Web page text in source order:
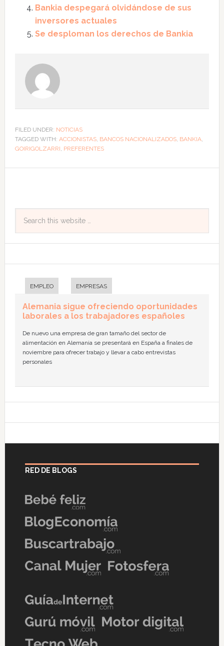
Bankia despegará olvidándose de sus
inversores actuales
Se desploman los derechos de Bankia
FILED UNDER: NOTICIAS
TAGGED WITH: ACCIONISTAS, BANCOS NACIONALIZADOS, BANKIA,
GOIRIGOLZARRI, PREFERENTES
EMPLEO EMPRESAS
Alemania sigue ofreciendo oportunidades
laborales a los trabajadores españoles
De nuevo una empresa de gran tamaño del sector de
alimentación en Alemania se presentará en España a finales de
noviembre para ofrecer trabajo y llevar a cabo entrevistas
personales
RED DE BLOGS